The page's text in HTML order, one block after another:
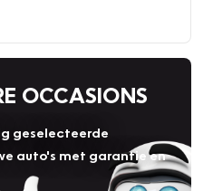
OCCASIONS
geselecteerde
auto's met garantie en